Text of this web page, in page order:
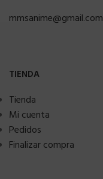
mmsanime@gmail.com
TIENDA
Tienda
Mi cuenta
Pedidos
Finalizar compra